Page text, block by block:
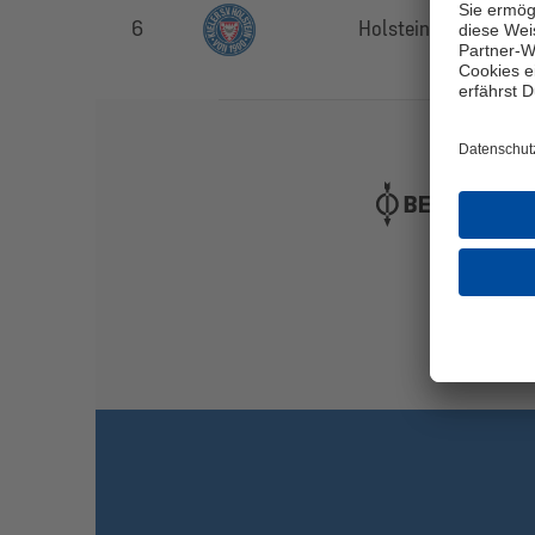
6 Holstein Kiel